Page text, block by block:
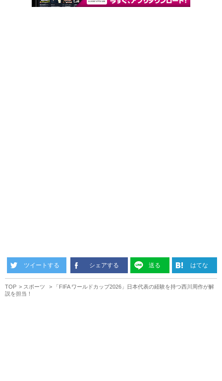
ツイートする シェアする 送る はてな
TOP スポーツ
「FIFA ワールドカップ2026」日本代表の経験を持つ西川周作が解
説を担当！